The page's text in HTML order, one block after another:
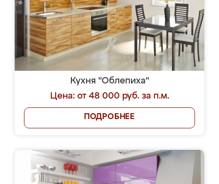
Кухня "Облепиха"
Цена: от 48 000 руб. за п.м.
ПОДРОБНЕЕ